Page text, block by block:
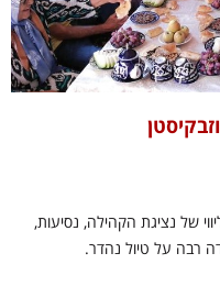
של נציגת הקהילה, נסיעות,
רבה על טיול נהדר.